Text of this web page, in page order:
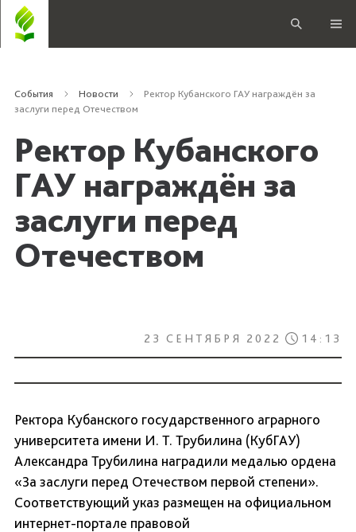
События Новости
Ректор Кубанского ГАУ награждён за
заслуги перед Отечеством
Ректор Кубанского
ГАУ награждён за
заслуги перед
Отечеством
23 СЕНТЯБРЯ 2022 14:13
Ректора Кубанского государственного аграрного
университета имени И. Т. Трубилина (КубГАУ)
Александра Трубилина наградили медалью ордена
«За заслуги перед Отечеством первой степени».
Соответствующий указ размещен на официальном
интернет-портале правовой